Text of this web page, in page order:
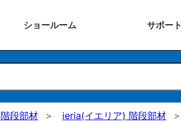
ショールーム サポート
階段部材 ieria(イエリア) 階段部材